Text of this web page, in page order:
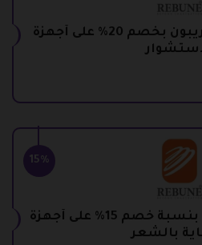
كود خصم استشوار ريبون بخصم 20% على أجهزة
15%
كود خصم متجر ريبون بنسبة خصم 15% على أجهزة
بالشعر